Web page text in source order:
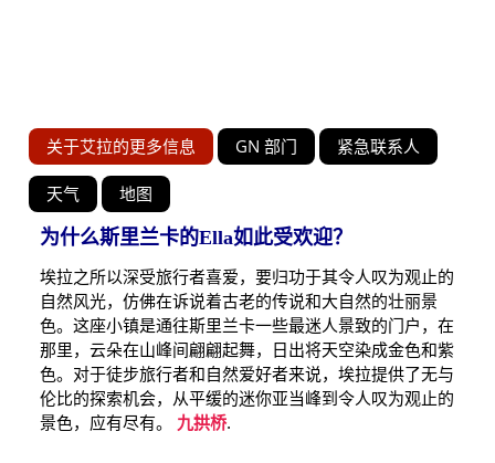
关于艾拉的更多信息 GN 部门 紧急联系人
天气
地图
为什么斯里兰卡的Ella如此受欢迎？
埃拉之所以深受旅行者喜爱，要归功于其令人叹为观止的
自然风光，仿佛在诉说着古老的传说和大自然的壮丽景
色。这座小镇是通往斯里兰卡一些最迷人景致的门户，在
那里，云朵在山峰间翩翩起舞，日出将天空染成金色和紫
色。对于徒步旅行者和自然爱好者来说，埃拉提供了无与
伦比的探索机会，从平缓的迷你亚当峰到令人叹为观止的
景色，应有尽有。 九拱桥.